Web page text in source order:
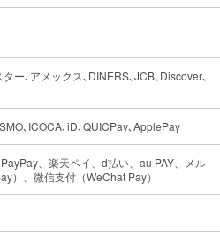
ー､アメックス､DINERS､JCB､Discover､
､ICOCA､iD､QUICPay､ApplePay
、楽天ペイ、d払い、au PAY、メル
）、微信支付（WeChat Pay）